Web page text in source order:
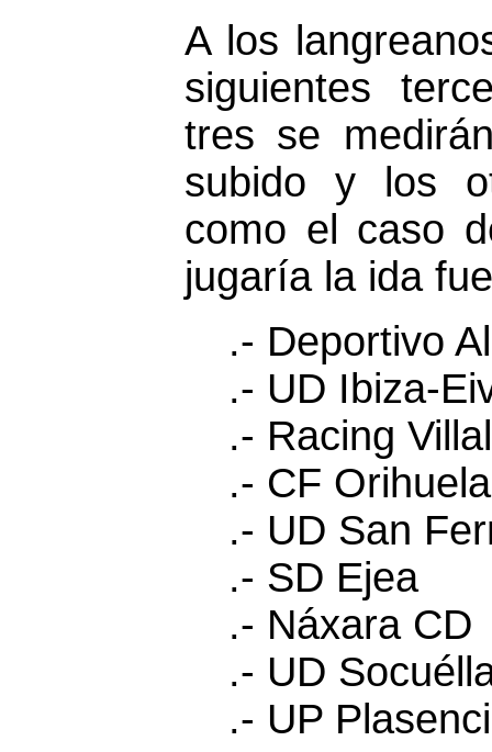
A los
siguientes
tres se
subido y los
como el caso
jugaría la ida
.- Deportivo
.- UD Ibiza-
.- Racing
.- CF Orihuela
.- UD San
.- SD Ejea
.- Náxara CD
.- UD
.- UP